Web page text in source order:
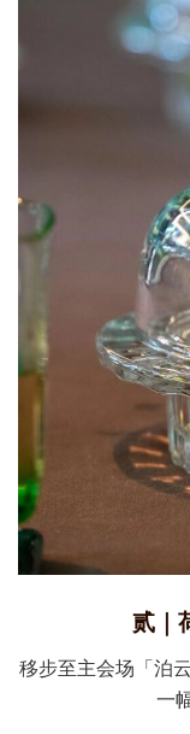
贰｜
移步至主会场「泊
一